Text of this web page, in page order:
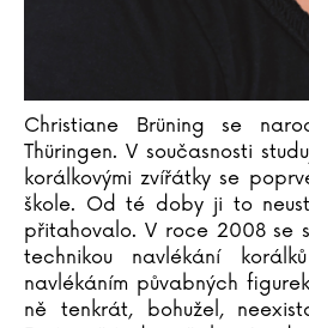
Juan Maneru Cámara
Vito Capezzuto
Claudia Carlsová
Chris Carter
Manlio Castagna
Ismael Barriguete Castro
Liou Cch´-sin (1)
Christiane Brüning se
Thüringen. V současnosti
korálkovými zvířátky se
škole. Od té doby ji to
přitahovalo. V roce 2008 se
technikou navlékání
navlékáním půvabných
ně tenkrát, bohužel,